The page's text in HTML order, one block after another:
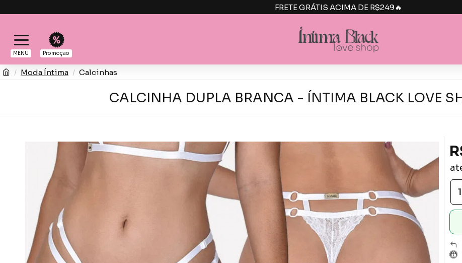
FRETE GRÁTIS ACIMA DE R$249🔥
MENU Promoçao
Moda Íntima Calcinhas
CALCINHA DUPLA BRANCA - ÍNTIMA BLACK LOVE